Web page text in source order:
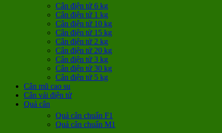
Cân điện tử 6 kg
Cân điện tử 1 kg
Cân điện tử 10 kg
Cân điện tử 15 kg
Cân điện tử 2 kg
Cân điện tử 20 kg
Cân điện tử 3 kg
Cân điện tử 30 kg
Cân điện tử 5 kg
Cân mũ cao su
Cân vải điện tử
Quả cân
Quả cân chuẩn F1
Quả cân chuẩn M1